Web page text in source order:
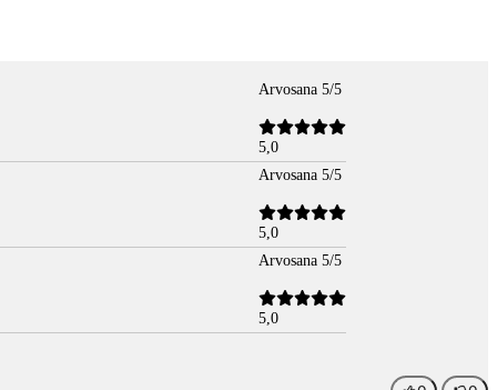
Arvosana 5/5
5,0
Arvosana 5/5
5,0
Arvosana 5/5
5,0